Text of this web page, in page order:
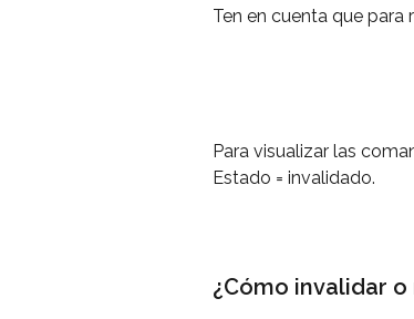
Ten en cuenta que
Para visualizar las
Estado = invalidado.
¿Cómo invalidar